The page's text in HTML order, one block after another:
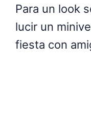
Para un look
lucir un
fiesta con